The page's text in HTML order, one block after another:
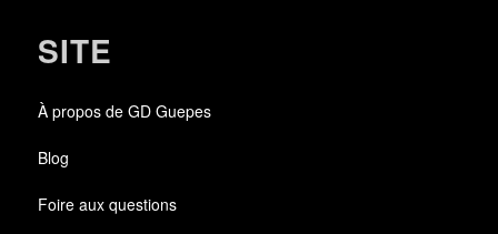
SITE
À propos de GD Guepes
Blog
Foire aux questions